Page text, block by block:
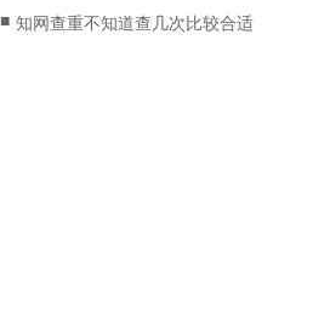
■ 知网查重不知道查几次比较合适